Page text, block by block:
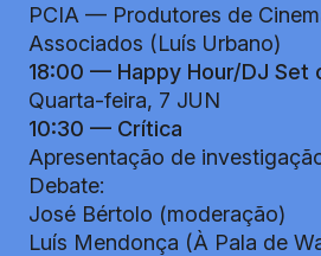
PCIA — Produtores de
Associados (Luís Urbano)
18:00 — Happy Hour/DJ Set
Quarta-feira, 7 JUN
10:30 — Crítica
Apresentação de
Debate:
José Bértolo (moderação)
Luís Mendonça (À Pala de